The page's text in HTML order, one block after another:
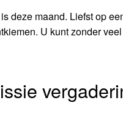
deze maand. Liefst op
U kunt zonder